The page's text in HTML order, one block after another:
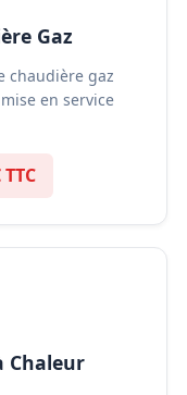
Gaz
chaudière gaz
en service
Chaleur